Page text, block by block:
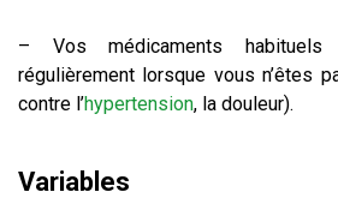
– Vos médicaments
régulièrement lorsque vous n’êtes
contre l’hypertension, la douleur).
Variables